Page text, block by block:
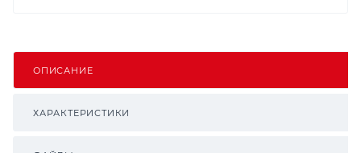
ОПИСАНИЕ
ХАРАКТЕРИСТИКИ